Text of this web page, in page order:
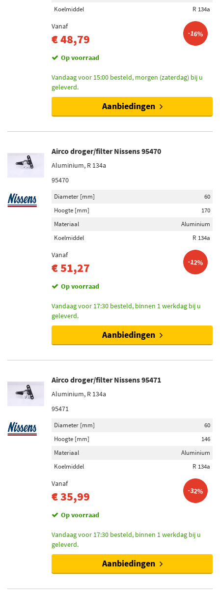
Koelmiddel
R 134a
Vanaf
€ 48,79 -16%
Op voorraad
Vandaag voor 15:00 besteld, morgen (zaterdag) bij u
geleverd.
Aanbiedingen
Airco droger/filter Nissens 95470
Aluminium, R 134a
95470
Diameter [mm]
60
Hoogte [mm]
170
Materiaal
Aluminium
Koelmiddel
R 134a
Vanaf
€ 51,27 -12%
Op voorraad
Vandaag voor 17:30 besteld, binnen 1 werkdag bij u
geleverd.
Aanbiedingen
Airco droger/filter Nissens 95471
Aluminium, R 134a
95471
Diameter [mm]
60
Hoogte [mm]
146
Materiaal
Aluminium
Koelmiddel
R 134a
Vanaf
€ 35,99 -32%
Op voorraad
Vandaag voor 17:30 besteld, binnen 1 werkdag bij u
geleverd.
Aanbiedingen